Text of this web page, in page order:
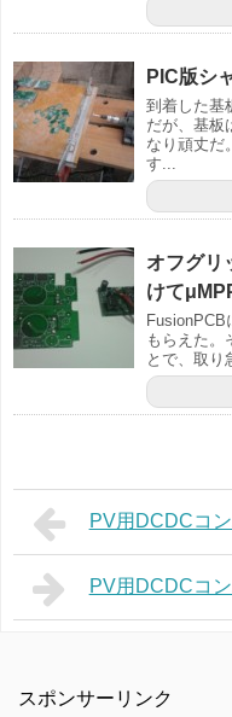
PIC版シ
到着した基
だが、基板
なり頑丈だ
す...
オフグリ
けて
FusionPCB
もらえた。
とで、取り
PV用DCDCコ
PV用DCDCコ
スポンサーリンク